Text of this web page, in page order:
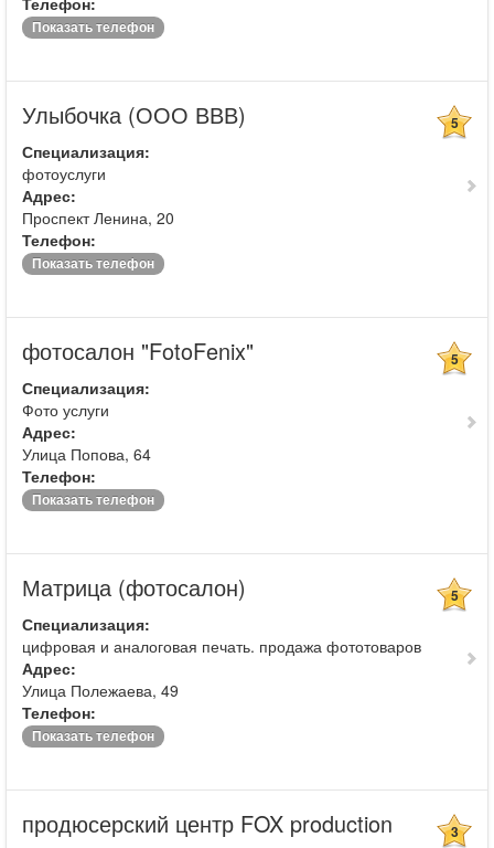
Показать телефон
Улыбочка (ООО ВВВ) 5
Специализация:
фотоуслуги
Адрес:
Проспект Ленина, 20
Телефон:
Показать телефон
фотосалон "FotoFenix" 5
Специализация:
Фото услуги
Адрес:
Улица Попова, 64
Телефон:
Показать телефон
Матрица (фотосалон) 5
Специализация:
цифровая и аналоговая печать. продажа фототоваров
Адрес:
Улица Полежаева, 49
Телефон:
Показать телефон
продюсерский центр FOX production 3